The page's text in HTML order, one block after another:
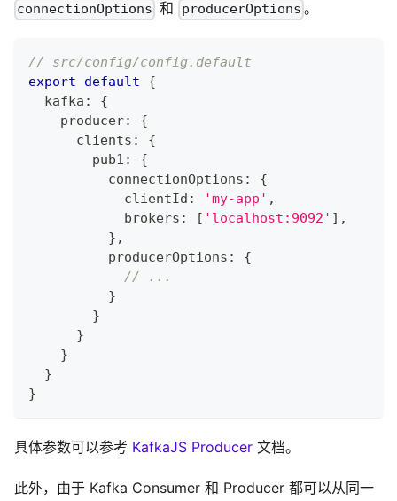
connectionOptions 和 producerOptions 。
// src/config/config.default
export
default
{
  kafka
:
{
    producer
:
{
      clients
:
{
        pub1
:
{
          connectionOptions
:
{
            clientId
: 'my-app' ,
            brokers
: [ 'localhost:9092' ] ,
} ,
          producerOptions
:
{
// ...
}
}
}
}
}
}
具体参数可以参考 KafkaJS Producer 文档。
此外，由于 Kafka Consumer 和 Producer 都可以从同一